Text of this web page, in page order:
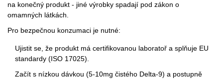
na konečný produkt - jiné výrobky spadají pod zákon o
omamných látkách.
Pro bezpečnou konzumaci je nutné:
Ujistit se, že produkt má certifikovanou laboratoř a splňuje EU
standardy (ISO 17025).
Začít s nízkou dávkou (5-10mg čistého Delta‑9) a postupně